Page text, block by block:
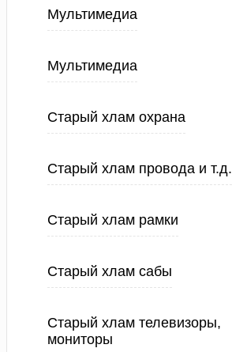
Мультимедиа
Мультимедиа
Старый хлам охрана
Старый хлам провода и т.д.
Старый хлам рамки
Старый хлам сабы
Старый хлам телевизоры,
мониторы